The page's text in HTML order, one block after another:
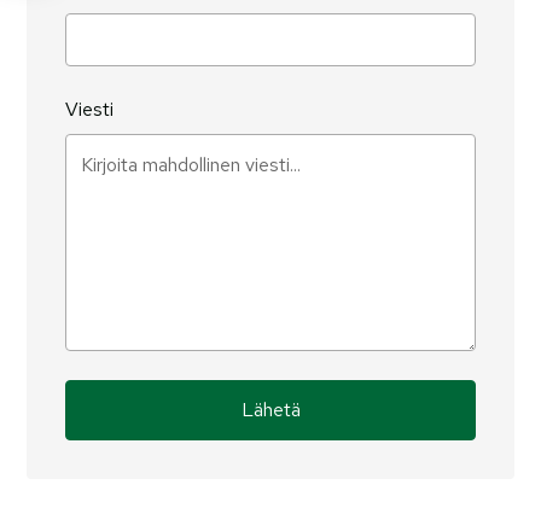
Viesti